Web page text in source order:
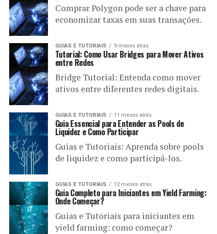
Comprar Polygon pode ser a chave para
economizar taxas em suas transações.
GUIAS E TUTORIAIS 9 meses atrás
Tutorial: Como Usar Bridges para Mover Ativos
entre Redes
Bridge Tutorial: Entenda como mover
ativos entre diferentes redes digitais.
GUIAS E TUTORIAIS 11 meses atrás
Guia Essencial para Entender as Pools de
Liquidez e Como Participar
Guias e Tutoriais: Aprenda sobre pools
de liquidez e como participá-los.
GUIAS E TUTORIAIS 12 meses atrás
Guia Completo para Iniciantes em Yield Farming:
Onde Começar?
Guias e Tutoriais para iniciantes em
yield farming: como começar?